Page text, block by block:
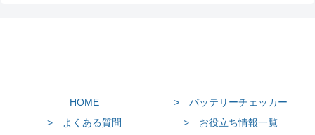
HOME
> バッテリーチェッカー
> よくある質問
> お役立ち情報一覧